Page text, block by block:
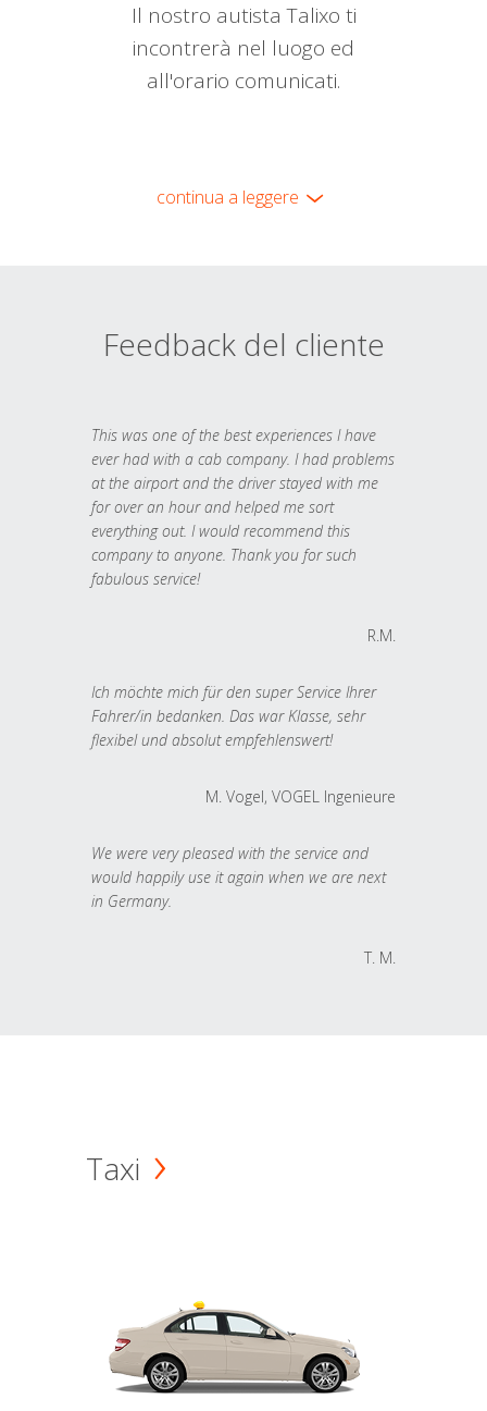
Il nostro autista Talixo ti
incontrerà nel luogo ed
all'orario comunicati.
continua a leggere
Feedback del cliente
This was one of the best experiences I have
ever had with a cab company. I had problems
at the airport and the driver stayed with me
for over an hour and helped me sort
everything out. I would recommend this
company to anyone. Thank you for such
fabulous service!
R.M.
Ich möchte mich für den super Service Ihrer
Fahrer/in bedanken. Das war Klasse, sehr
flexibel und absolut empfehlenswert!
M. Vogel, VOGEL Ingenieure
We were very pleased with the service and
would happily use it again when we are next
in Germany.
T. M.
Taxi